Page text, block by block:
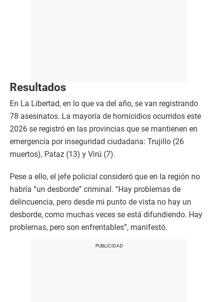
Resultados
En La Libertad, en lo que va del año, se van registrando
78 asesinatos. La mayoría de homicidios ocurridos este
2026 se registró en las provincias que se mantienen en
emergencia por inseguridad ciudadana: Trujillo (26
muertos), Pataz (13) y Virú (7).
Pese a ello, el jefe policial consideró que en la región no
habría “un desborde” criminal. “Hay problemas de
delincuencia, pero desde mi punto de vista no hay un
desborde, como muchas veces se está difundiendo. Hay
problemas, pero son enfrentables”, manifestó.